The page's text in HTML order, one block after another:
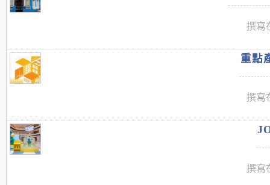
撰寫
重點
撰寫
撰寫